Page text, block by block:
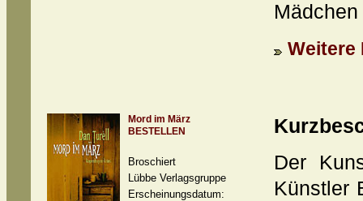
Weitere
Mord im März
BESTELLEN
Broschiert
Lübbe Verlagsgruppe
Erscheinungsdatum:
Der
Künstler